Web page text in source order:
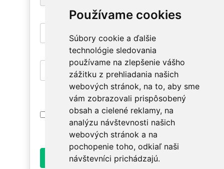
Používame cookies
Súbory cookie a ďalšie
technológie sledovania
používame na zlepšenie vášho
zážitku z prehliadania našich
webových stránok, na to, aby sme
vám zobrazovali prispôsobený
obsah a cielené reklamy, na
analýzu návštevnosti našich
webových stránok a na
pochopenie toho, odkiaľ naši
návštevníci prichádzajú.
pre zaslanie bezplatnej SMS pripomienky
aby si sa mohla znovu vrátiť
aby si mala prístup na relevantné triedy
Prihlásením súhlasím sPodmienkami
Používania. Oboznám sa prosím ako
spracúvame údaje v
Ochrane osobných údajov
Odoslať